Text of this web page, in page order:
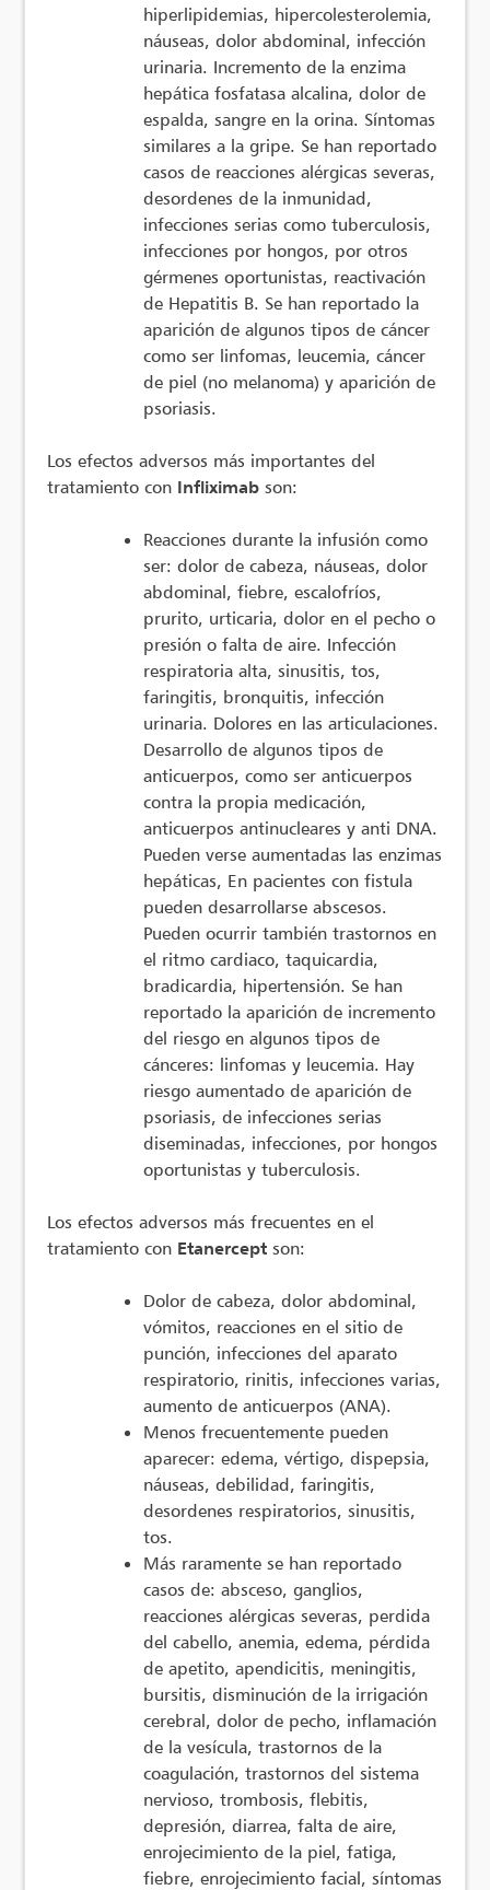
hiperlipidemias, hipercolesterolemia,
náuseas, dolor abdominal, infección
urinaria. Incremento de la enzima
hepática fosfatasa alcalina, dolor de
espalda, sangre en la orina. Síntomas
similares a la gripe. Se han reportado
casos de reacciones alérgicas severas,
desordenes de la inmunidad,
infecciones serias como tuberculosis,
infecciones por hongos, por otros
gérmenes oportunistas, reactivación
de Hepatitis B. Se han reportado la
aparición de algunos tipos de cáncer
como ser linfomas, leucemia, cáncer
de piel (no melanoma) y aparición de
psoriasis.
Los efectos adversos más importantes del
tratamiento con Infliximab son:
Reacciones durante la infusión como
ser: dolor de cabeza, náuseas, dolor
abdominal, fiebre, escalofríos,
prurito, urticaria, dolor en el pecho o
presión o falta de aire. Infección
respiratoria alta, sinusitis, tos,
faringitis, bronquitis, infección
urinaria. Dolores en las articulaciones.
Desarrollo de algunos tipos de
anticuerpos, como ser anticuerpos
contra la propia medicación,
anticuerpos antinucleares y anti DNA.
Pueden verse aumentadas las enzimas
hepáticas, En pacientes con fistula
pueden desarrollarse abscesos.
Pueden ocurrir también trastornos en
el ritmo cardiaco, taquicardia,
bradicardia, hipertensión. Se han
reportado la aparición de incremento
del riesgo en algunos tipos de
cánceres: linfomas y leucemia. Hay
riesgo aumentado de aparición de
psoriasis, de infecciones serias
diseminadas, infecciones, por hongos
oportunistas y tuberculosis.
Los efectos adversos más frecuentes en el
tratamiento con Etanercept son:
Dolor de cabeza, dolor abdominal,
vómitos, reacciones en el sitio de
punción, infecciones del aparato
respiratorio, rinitis, infecciones varias,
aumento de anticuerpos (ANA).
Menos frecuentemente pueden
aparecer: edema, vértigo, dispepsia,
náuseas, debilidad, faringitis,
desordenes respiratorios, sinusitis,
tos.
Más raramente se han reportado
casos de: absceso, ganglios,
reacciones alérgicas severas, perdida
del cabello, anemia, edema, pérdida
de apetito, apendicitis, meningitis,
bursitis, disminución de la irrigación
cerebral, dolor de pecho, inflamación
de la vesícula, trastornos de la
coagulación, trastornos del sistema
nervioso, trombosis, flebitis,
depresión, diarrea, falta de aire,
enrojecimiento de la piel, fatiga,
fiebre, enrojecimiento facial, síntomas